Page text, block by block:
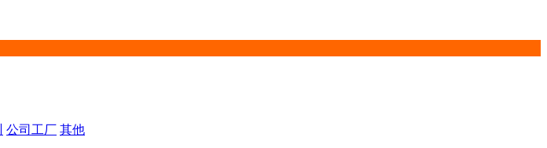
公司工厂 其他